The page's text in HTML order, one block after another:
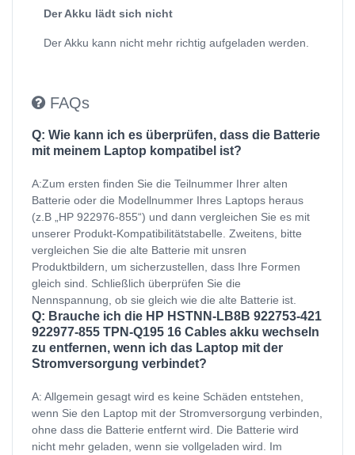
Der Akku lädt sich nicht
Der Akku kann nicht mehr richtig aufgeladen werden.
FAQs
Q: Wie kann ich es überprüfen, dass die Batterie
mit meinem Laptop kompatibel ist?
A:Zum ersten finden Sie die Teilnummer Ihrer alten
Batterie oder die Modellnummer Ihres Laptops heraus
(z.B „HP 922976-855“) und dann vergleichen Sie es mit
unserer Produkt-Kompatibilitätstabelle. Zweitens, bitte
vergleichen Sie die alte Batterie mit unsren
Produktbildern, um sicherzustellen, dass Ihre Formen
gleich sind. Schließlich überprüfen Sie die
Nennspannung, ob sie gleich wie die alte Batterie ist.
Q: Brauche ich die HP HSTNN-LB8B 922753-421
922977-855 TPN-Q195 16 Cables akku wechseln
zu entfernen, wenn ich das Laptop mit der
Stromversorgung verbindet?
A: Allgemein gesagt wird es keine Schäden entstehen,
wenn Sie den Laptop mit der Stromversorgung verbinden,
ohne dass die Batterie entfernt wird. Die Batterie wird
nicht mehr geladen, wenn sie vollgeladen wird. Im